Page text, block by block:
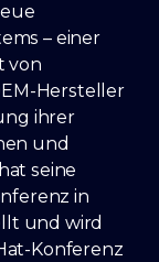
– einer
von
Hersteller
ihrer
und
seine
in
und wird
Konferenz